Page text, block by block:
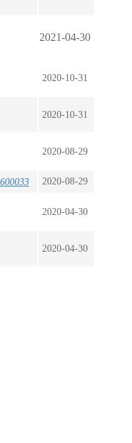
2021-04-30
2020-10-31
2020-10-31
2020-08-29
2020-08-29
2020-04-30
2020-04-30